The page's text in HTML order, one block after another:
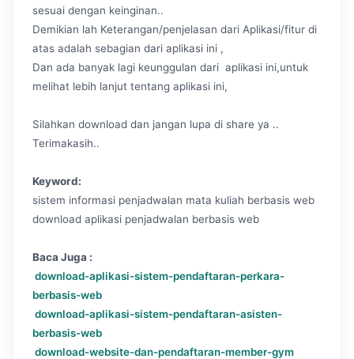
sesuai dengan keinginan..
Demikian lah Keterangan/penjelasan dari Aplikasi/fitur di
atas adalah sebagian dari aplikasi ini ,
Dan ada banyak lagi keunggulan dari aplikasi ini,untuk
melihat lebih lanjut tentang aplikasi ini,
Silahkan download dan jangan lupa di share ya ..
Terimakasih..
Keyword:
sistem informasi penjadwalan mata kuliah berbasis web
download aplikasi penjadwalan berbasis web
Baca Juga :
download-aplikasi-sistem-pendaftaran-perkara-
berbasis-web
download-aplikasi-sistem-pendaftaran-asisten-
berbasis-web
download-website-dan-pendaftaran-member-gym